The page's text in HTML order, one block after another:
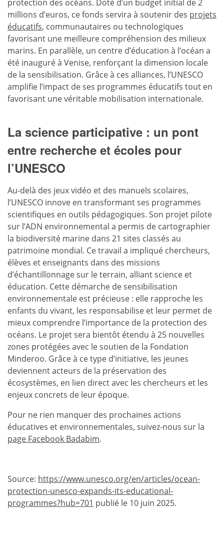
protection des océans. Doté d’un budget initial de 2
millions d’euros, ce fonds servira à soutenir des projets
éducatifs, communautaires ou technologiques
favorisant une meilleure compréhension des milieux
marins. En parallèle, un centre d’éducation à l’océan a
été inauguré à Venise, renforçant la dimension locale
de la sensibilisation. Grâce à ces alliances, l’UNESCO
amplifie l’impact de ses programmes éducatifs tout en
favorisant une véritable mobilisation internationale.
La science participative : un pont
entre recherche et écoles pour
l’UNESCO
Au-delà des jeux vidéo et des manuels scolaires,
l’UNESCO innove en transformant ses programmes
scientifiques en outils pédagogiques. Son projet pilote
sur l’ADN environnemental a permis de cartographier
la biodiversité marine dans 21 sites classés au
patrimoine mondial. Ce travail a impliqué chercheurs,
élèves et enseignants dans des missions
d’échantillonnage sur le terrain, alliant science et
éducation. Cette démarche de sensibilisation
environnementale est précieuse : elle rapproche les
enfants du vivant, les responsabilise et leur permet de
mieux comprendre l’importance de la protection des
océans. Le projet sera bientôt étendu à 25 nouvelles
zones protégées avec le soutien de la Fondation
Minderoo. Grâce à ce type d’initiative, les jeunes
deviennent acteurs de la préservation des
écosystèmes, en lien direct avec les chercheurs et les
enjeux concrets de leur époque.
Pour ne rien manquer des prochaines actions
éducatives et environnementales, suivez-nous sur la
page Facebook Badabim.
Source: https://www.unesco.org/en/articles/ocean-
protection-unesco-expands-its-educational-
programmes?hub=701 publié le 10 juin 2025.